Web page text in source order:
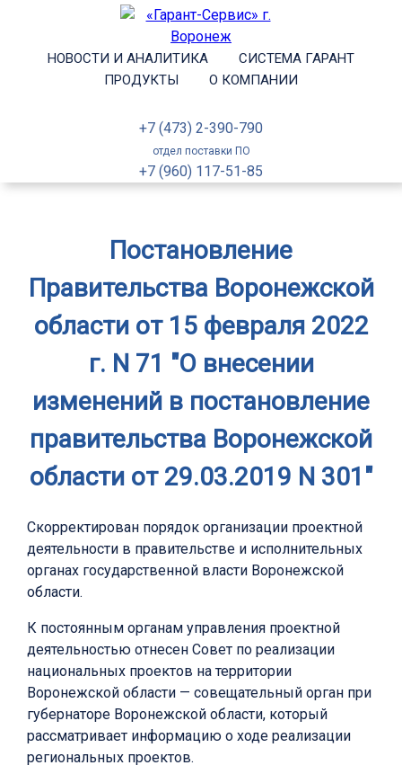
НОВОСТИ И АНАЛИТИКА
СИСТЕМА ГАРАНТ
ПРОДУКТЫ
О КОМПАНИИ
+7 (473) 2-390-790
отдел поставки ПО
+7 (960) 117-51-85
Постановление
Правительства Воронежской
области от 15 февраля 2022
г. N 71 "О внесении
изменений в постановление
правительства Воронежской
области от 29.03.2019 N 301"
Скорректирован порядок организации проектной
деятельности в правительстве и исполнительных
органах государственной власти Воронежской
области.
К постоянным органам управления проектной
деятельностью отнесен Совет по реализации
национальных проектов на территории
Воронежской области — совещательный орган при
губернаторе Воронежской области, который
рассматривает информацию о ходе реализации
региональных проектов.